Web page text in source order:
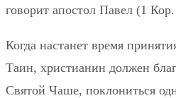
говорит апостол Павел (1
Когда настанет время
Таин, христианин должен
Святой Чаше, поклониться